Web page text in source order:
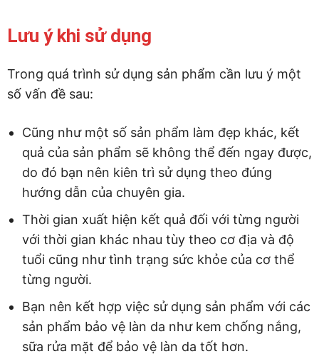
Lưu ý khi sử dụng
Trong quá trình sử dụng sản phẩm cần lưu ý một
số vấn đề sau:
Cũng như một số sản phẩm làm đẹp khác, kết
quả của sản phẩm sẽ không thể đến ngay được,
do đó bạn nên kiên trì sử dụng theo đúng
hướng dẫn của chuyên gia.
Thời gian xuất hiện kết quả đối với từng người
với thời gian khác nhau tùy theo cơ địa và độ
tuổi cũng như tình trạng sức khỏe của cơ thể
từng người.
Bạn nên kết hợp việc sử dụng sản phẩm với các
sản phẩm bảo vệ làn da như kem chống nắng,
sữa rửa mặt để bảo vệ làn da tốt hơn.